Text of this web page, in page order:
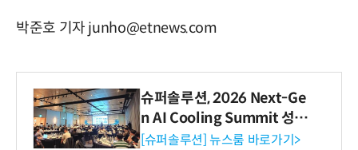
박준호 기자 junho@etnews.com
슈퍼솔루션, 2026 Next-Ge
n AI Cooling Summit 성황
리 성료
[슈퍼솔루션] 뉴스룸 바로가기>